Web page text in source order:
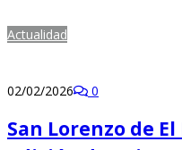
Actualidad
02/02/2026 0
San Lorenzo de